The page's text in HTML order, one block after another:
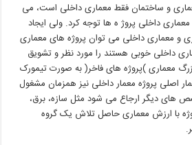
و ساختمان فقط معماری داخلی است، می
داخلی پروژ ه ها توجه کرد. ولی ایجاد
و معماریداخلی می توان پروژه های معماری
داخلی خوبی هستند را موردنظروتشویق
معماری)پروژه هایفاخر(به صورتتیمورک
اصلی پروژه معمارداخلی نیز همزمان مشغول
هایدیگر ارجاع می شود مثل سازه، برق،
با ارزش معماریحاصلتلاش یکگروه
.